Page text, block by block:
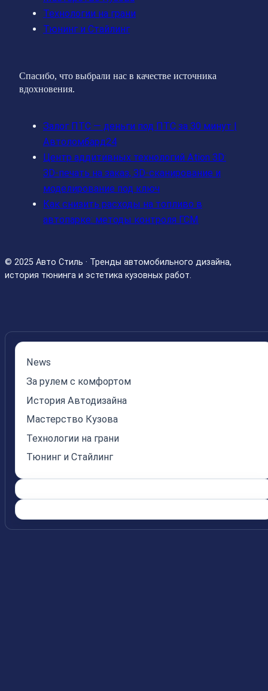
Технологии на грани
Тюнинг и Стайлинг
Спасибо, что выбрали нас в качестве источника
вдохновения.
Залог ПТС — деньги под ПТС за 30 минут |
Автоломбард24
Центр аддитивных технологий Ation 3D:
3D-печать на заказ, 3D-сканирование и
моделирование под ключ
Как снизить расходы на топливо в
автопарке: методы контроля ГСМ
© 2025 Авто Стиль · Тренды автомобильного дизайна,
история тюнинга и эстетика кузовных работ.
News
За рулем с комфортом
История Автодизайна
Мастерство Кузова
Технологии на грани
Тюнинг и Стайлинг